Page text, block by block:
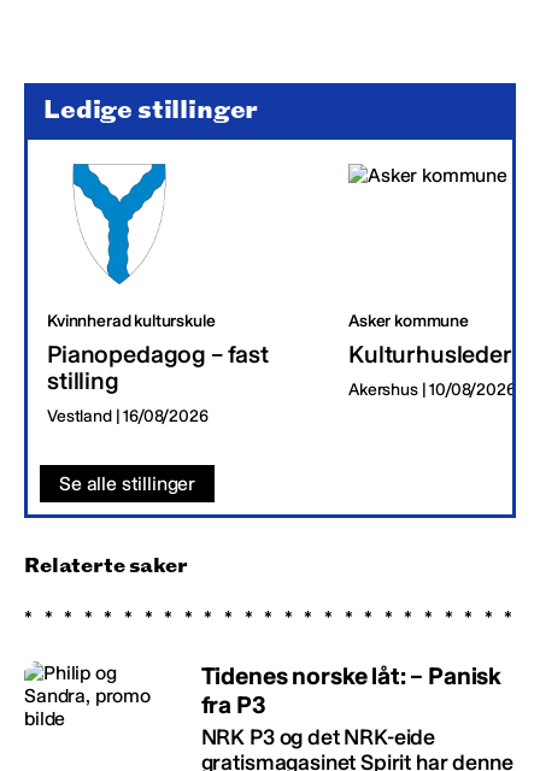
Ledige stillinger
Kvinnherad kulturskule
Pianopedagog – fast
stilling
Vestland | 16/08/2026
Asker kommune
Kulturhusleder
Akershus | 10/08/2026
Se alle stillinger
Relaterte saker
Tidenes norske låt: – Panisk
fra P3
NRK P3 og det NRK-eide
gratismagasinet Spirit har denne